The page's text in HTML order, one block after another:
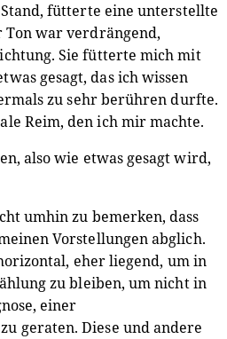
fütterte eine unterstellte
Ton war verdrängend,
Sie fütterte mich mit
gesagt, das ich wissen
zu sehr berühren durfte.
Reim, den ich mir machte.
also wie etwas gesagt wird,
umhin zu bemerken, dass
Vorstellungen abglich.
eher liegend, um in
zu bleiben, um nicht in
einer
geraten. Diese und andere